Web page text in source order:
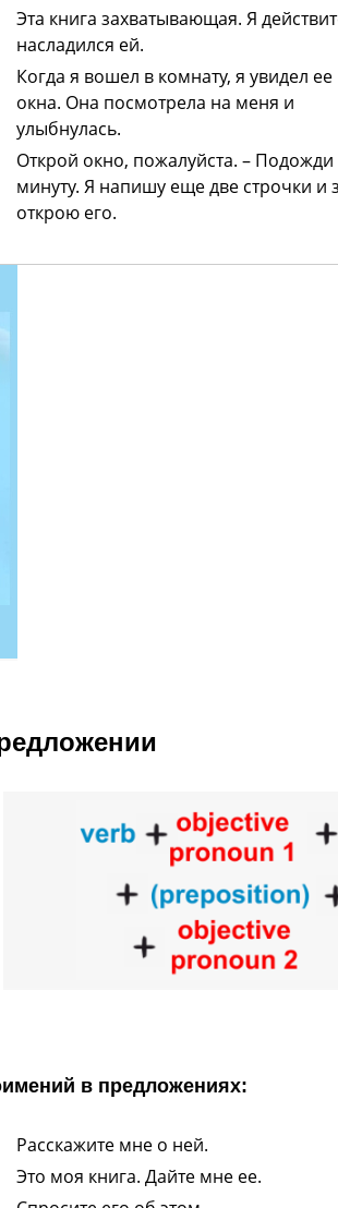
Эта книга захватывающая. Я
насладился ей.
Когда я вошел в комнату, я увидел ее
окна. Она посмотрела на меня и
улыбнулась.
Открой окно, пожалуйста. – Подожди
минуту. Я напишу еще две строчки и
открою его.
в предложениях:
Расскажите мне о ней.
Это моя книга. Дайте мне ее.